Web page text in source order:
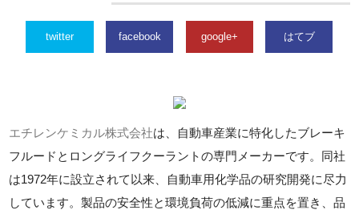
twitter facebook google+ はてブ
エチレンケミカル株式会社は、自動車産業に特化したブレーキ
フルードとロングライフクーラントの専門メーカーです。同社
は1972年に設立されて以来、自動車用化学品の研究開発に尽力
しています。製品の安全性と環境負荷の低減に重点を置き、品